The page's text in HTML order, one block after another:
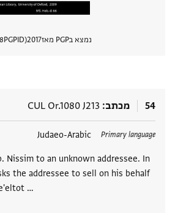
נמצא בPGP מאז 2017
PGPID
54 מכתב CUL Or.1080 J213
Primary language
Judaeo-Arabic
Nissim to an unknown addressee. In
the addressee to sell on his behalf
…
תגים